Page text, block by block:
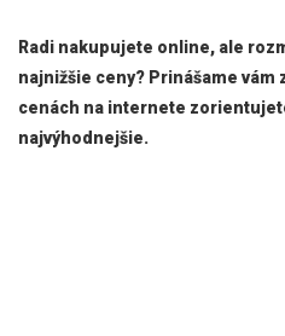
Radi nakupujete online, ale
najnižšie ceny? Prinášame vám
cenách na internete
najvýhodnejšie.